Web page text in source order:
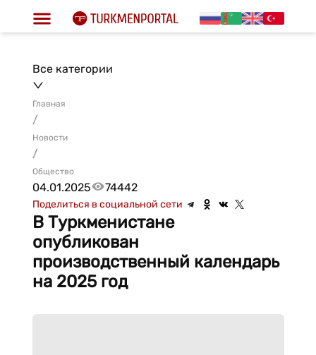
Все категории
Главная
/
Новости
/
Общество
04.01.2025 74442
Поделиться в социальной сети
В Туркменистане
опубликован
производственный календарь
на 2025 год